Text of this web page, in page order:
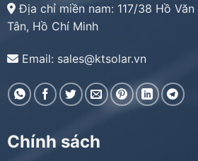
Địa chỉ miền nam: 117/38 Hồ
Tân, Hồ Chí Minh
Email: sales@ktsolar.vn
Chính sách